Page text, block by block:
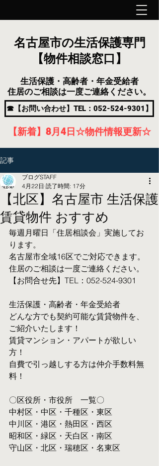
名古屋市の生活保護専門
【物件相談窓口】
生活保護・高齢者・年金受給者
住居のご相談は一度ご連絡ください。
☎【お問い合わせ】TEL：052-524-9301】
【新着】8月4 日 ☆物件情報更新☆
記事
【北区】名古屋市 生活保護
賃貸物件 おすすめ
ブログSTAFF
4月22日 読了時間: 17分
毎週月曜日「住居相談会」実施してお
ります。
名古屋市全域16区でご対応できます。
住居のご相談は一度ご連絡ください。
【お問合せ先】TEL：052-524-9301
生活保護・高齢者・年金受給者
​どんな方でも契約可能な賃貸物件を、
ご紹介いたします！
賃貸マンション・アパートが欲しい
方！
自費で引っ越しする方は仲介手数料無
料！
〇区役所・市役所　一覧〇
中村区・中区・千種区・東区
中川区・港区・熱田区・西区
昭和区・緑区・天白区・南区
守山区・北区・瑞穂区・名東区